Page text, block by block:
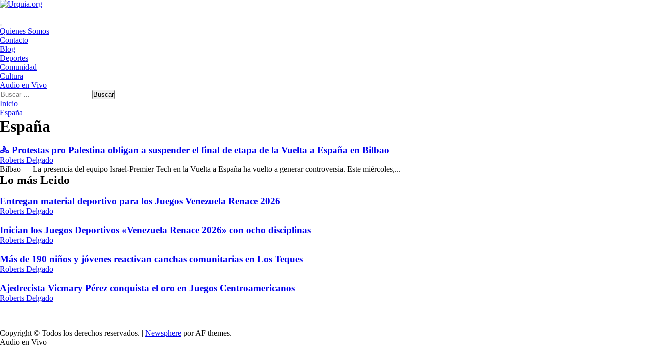
Saltar
Menú
principal
Quienes Somos
Contacto
Blog
Deportes
Comunidad
Cultura
Audio en Vivo
Buscar:
Inicio
España
España
🚴 Protestas pro Palestina obligan a suspender el final de etapa de la Vuelta a España en Bilbao
Roberts Delgado
Bilbao — La presencia del equipo Israel-Premier Tech en la Vuelta a España ha vuelto a generar controversia. Este miércoles,...
Lo más Leido
Entregan material deportivo para los Juegos Venezuela Renace 2026
Roberts Delgado
Inician los Juegos Deportivos «Venezuela Renace 2026» con ocho disciplinas
Roberts Delgado
Más de 190 niños y jóvenes reactivan canchas comunitarias en Los Teques
Roberts Delgado
Ajedrecista Vicmary Pérez conquista el oro en Juegos Centroamericanos
Roberts Delgado
Copyright © Todos los derechos reservados. | Newsphere por AF themes.
Audio en Vivo